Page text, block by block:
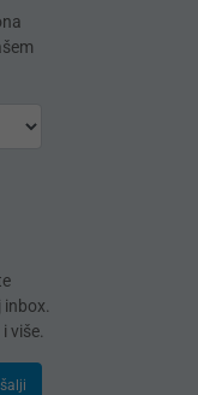
više.